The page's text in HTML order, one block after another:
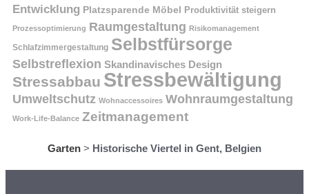
Entwicklung Platzsparende Möbel Produktivität steigern
Prozessoptimierung Raumgestaltung Risikomanagement
Schlafzimmergestaltung Selbstfürsorge
Selbstreflexion Skandinavisches Design
Stressabbau Stressbewältigung
Umweltschutz Wohnaccessoires Wohnraumgestaltung
Work-Life-Balance Zeitmanagement
Garten > Historische Viertel in Gent, Belgien